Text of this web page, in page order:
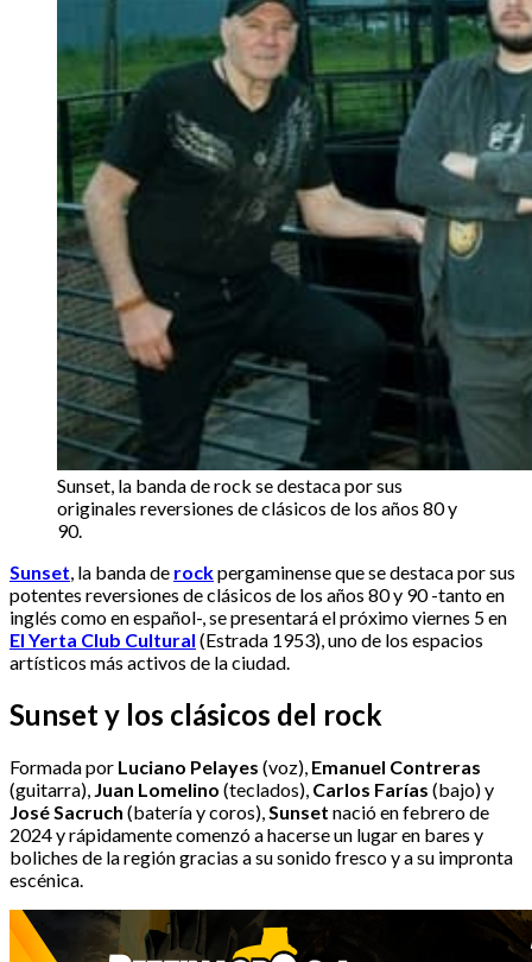
Sunset, la banda de rock se destaca por sus
originales reversiones de clásicos de los años 80 y
90.
Sunset, la banda de rockpergaminense que se destaca por sus
potentes reversiones de clásicos de los años 80 y 90 -tanto en
inglés como en español-, se presentará el próximo viernes 5 en
El Yerta Club Cultural (Estrada 1953), uno de los espacios
artísticos más activos de la ciudad.
Sunset y los clásicos del rock
Formada por Luciano Pelayes (voz), Emanuel Contreras
(guitarra), Juan Lomelino (teclados), Carlos Farías (bajo) y
José Sacruch (batería y coros), Sunset nació en febrero de
2024 y rápidamente comenzó a hacerse un lugar en bares y
boliches de la región gracias a su sonido fresco y a su impronta
escénica.